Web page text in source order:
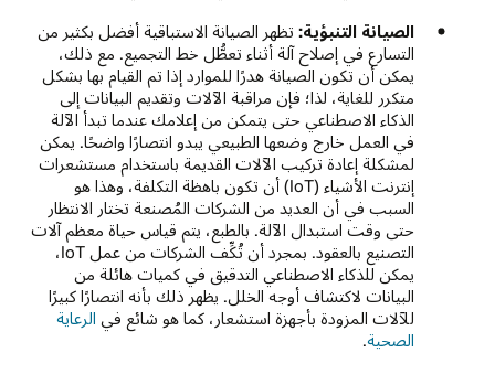
الصيانة التنبؤية: تظهر الصيانة الاستباقية أفضل بكثير من
التسارع في إصلاح آلة أثناء تعطُّل خط التجميع. مع ذلك،
يمكن أن تكون الصيانة هدرًا للموارد إذا تم القيام بها بشكل
متكرر للغاية، لذا؛ فإن مراقبة الآلات وتقديم البيانات إلى
الذكاء الاصطناعي حتى يتمكن من إعلامك عندما تبدأ الآلة
في العمل خارج وضعها الطبيعي يبدو انتصارًا واضحًا. يمكن
لمشكلة إعادة تركيب الآلات القديمة باستخدام مستشعرات
إنترنت الأشياء (IoT) أن تكون باهظة التكلفة، وهذا هو
السبب في أن العديد من الشركات المُصنعة تختار الانتظار
حتى وقت استبدال الآلة. بالطبع، يتم قياس حياة معظم آلات
التصنيع بالعقود. بمجرد أن تُكِّف الشركات من عمل IoT،
يمكن للذكاء الاصطناعي التدقيق في كميات هائلة من
البيانات لاكتشاف أوجه الخلل. يظهر ذلك بأنه انتصارًا كبيرًا
للآلات المزودة بأجهزة استشعار، كما هو شائع في الرعاية
الصحية.